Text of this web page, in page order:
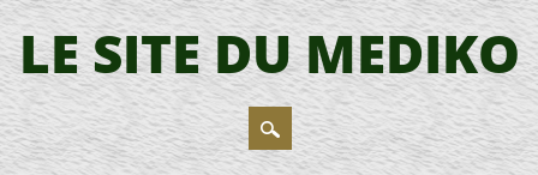
LE SITE DU MEDIKO